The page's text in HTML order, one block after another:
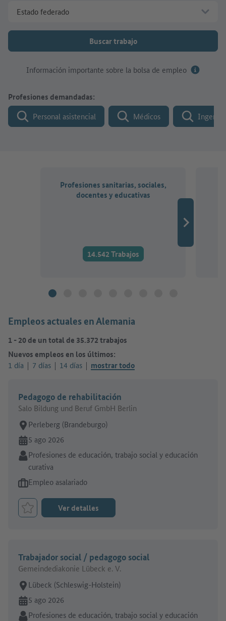
Estado federado
Buscar trabajo
Información importante sobre la bolsa de empleo
Profesiones demandadas:
Personal asistencial Médicos
Profesiones sanitarias, sociales,
docentes y educativas
14.542 Trabajos
Empleos actuales en Alemania
1-20de un total de 35.372trabajos
Nuevos empleos en los últimos:
1 día 7 días 14 días mostrar todo
Pedagogo de rehabilitación
Salo Bildung und Beruf GmbH Berlin
Lugar de trabajo:
Perleberg (Brandeburgo)
En línea desde:
5 ago 2026
Sector:
Profesiones de educación, trabajo social y educación
curativa
Tipo de oferta de empleo:
Empleo asalariado
Marcar el trabajo como favorito
Ver detalles
Trabajador social / pedagogo social
Gemeindediakonie Lübeck e. V.
Lugar de trabajo:
Lübeck (Schleswig-Holstein)
En línea desde:
5 ago 2026
Sector:
Profesiones de educación, trabajo social y educación